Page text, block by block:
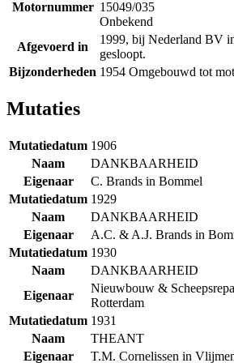
Motornummer 15049/035
Onbekend
Afgevoerd in
1999, bij Nederland BV
gesloopt.
Bijzonderheden 1954 Omgebouwd tot
Mutaties
Mutatiedatum 1906
Naam
DANKBAARHEID
Eigenaar
C. Brands in Bommel
Mutatiedatum 1929
Naam
DANKBAARHEID
Eigenaar
A.C. & A.J. Brands in
Mutatiedatum 1930
Naam
DANKBAARHEID
Eigenaar
Nieuwbouw &
Rotterdam
Mutatiedatum 1931
Naam
THEANT
Eigenaar
T.M. Cornelissen in